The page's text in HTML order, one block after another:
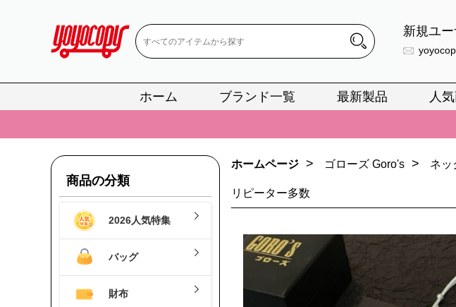
新規ユ
ホーム ブランド一覧 最新製品 人
📢 当店は正真正銘のn級スーパーコピーのみ
📢 新作入荷！ルイ・ヴィトンスーパーコピー
📢 当店は正真正銘のn級スーパーコピーのみ
📢 新作入荷！ルイ・ヴィトンスーパーコピー
商品の分類
2026人気特集
バッグ
財布
ホームページ > ゴローズ Goro's > ネッ
リピーター多数